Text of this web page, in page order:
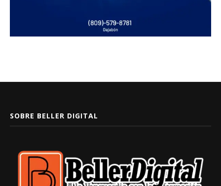
SOBRE BELLER DIGITAL